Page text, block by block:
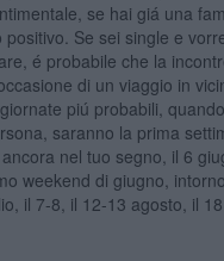
se hai giá una
Se sei single e
é probabile che la
di un viaggio in
piú probabili,
saranno la prima
nel tuo segno, il 6
weekend di giugno,
il 7-8, il 12-13 agosto, il